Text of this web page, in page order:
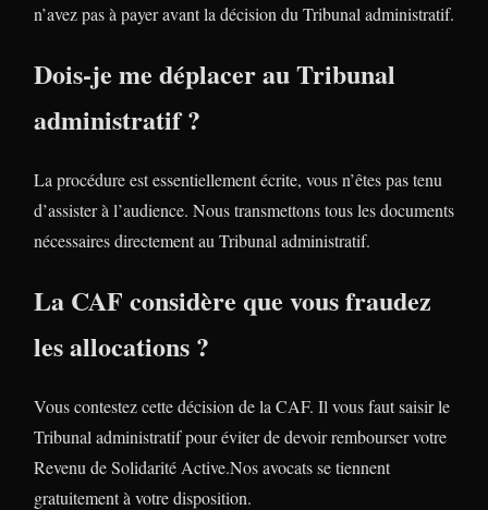
n’avez pas à payer avant la décision du Tribunal administratif.
Dois-je me déplacer au Tribunal
administratif ?
La procédure est essentiellement écrite, vous n’êtes pas tenu
d’assister à l’audience. Nous transmettons tous les documents
nécessaires directement au Tribunal administratif.
La CAF considère que vous fraudez
les allocations ?
Vous contestez cette décision de la CAF. Il vous faut saisir le
Tribunal administratif pour éviter de devoir rembourser votre
Revenu de Solidarité Active.Nos avocats se tiennent
gratuitement à votre disposition.